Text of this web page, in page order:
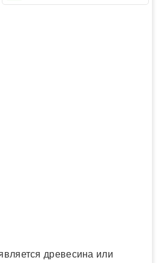
древесина или